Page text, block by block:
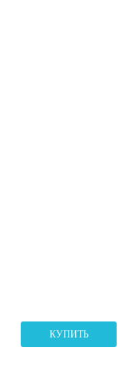
КУПИТЬ